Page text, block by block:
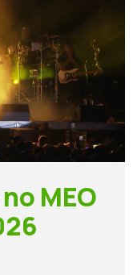
MEO